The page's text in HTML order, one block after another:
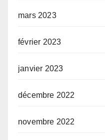
mars 2023
février 2023
janvier 2023
décembre 2022
novembre 2022